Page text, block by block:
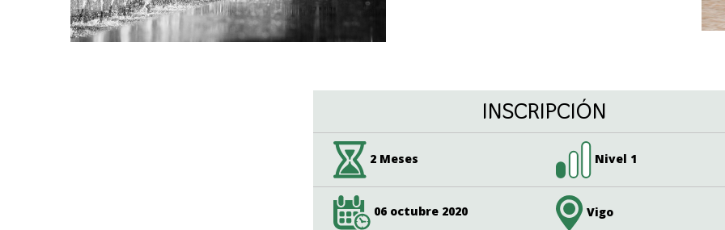
INSCRIPCIÓN
2 Meses Nivel 1
06 octubre 2020 Vigo